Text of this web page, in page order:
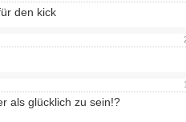
den kick
als glücklich zu sein!?